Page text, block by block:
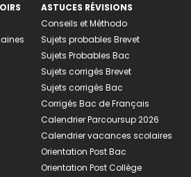
ASTUCES RÉVISIONS
Conseils et Méthodo
Sujets probables Brevet
Sujets Probables Bac
Sujets corrigés Brevet
Sujets corrigés Bac
Corrigés Bac de Français
Calendrier Parcoursup 2026
Calendrier vacances scolaires
Orientation Post Bac
Orientation Post Collège